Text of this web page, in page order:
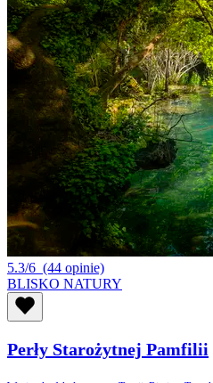
5.3/6 (44 opinie)
BLISKO NATURY
Perły Starożytnej Pamfilii